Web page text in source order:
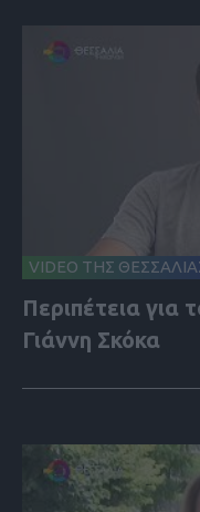
VIDEO ΤΗΣ
Περιπέτεια για
Γιάννη Σκόκα